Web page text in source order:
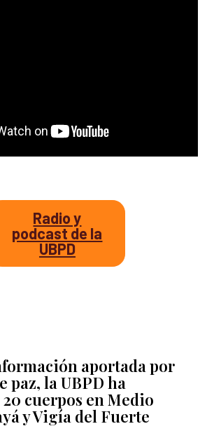
Radio y
podcast de la
UBPD
aportada por
paz, la UBPD ha
cuerpos en Medio
y Vigía del Fuerte